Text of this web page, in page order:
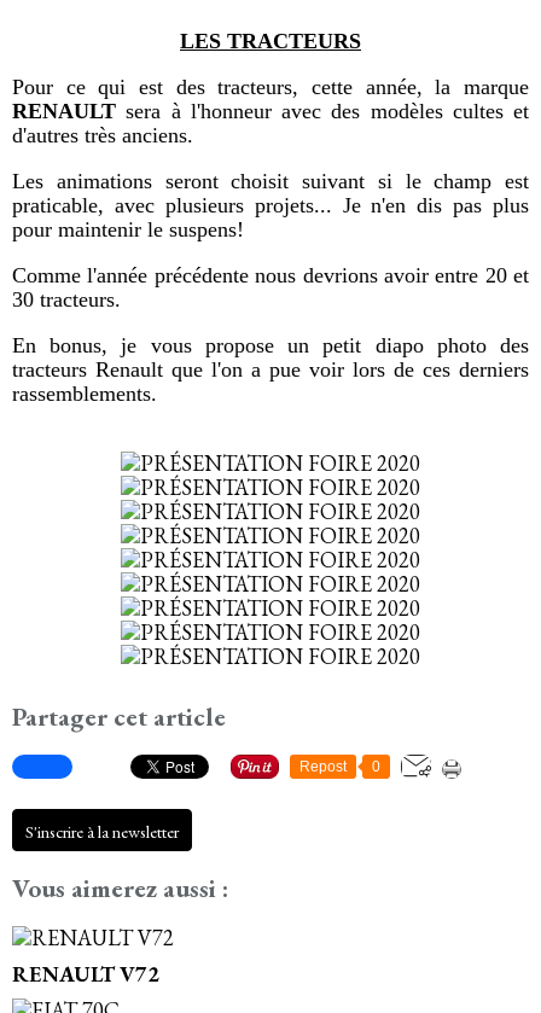
LES TRACTEURS
Pour ce qui est des tracteurs, cette année, la marque
RENAULT sera à l'honneur avec des modèles cultes et
d'autres très anciens.
Les animations seront choisit suivant si le champ est
praticable, avec plusieurs projets... Je n'en dis pas plus
pour maintenir le suspens!
Comme l'année précédente nous devrions avoir entre 20 et
30 tracteurs.
En bonus, je vous propose un petit diapo photo des
tracteurs Renault que l'on a pue voir lors de ces derniers
rassemblements.
Partager cet article
Repost 0
S'inscrire à la newsletter
Vous aimerez aussi :
RENAULT V72